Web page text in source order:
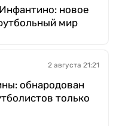
новое
мир
2 августа 21:21
обнародован
только